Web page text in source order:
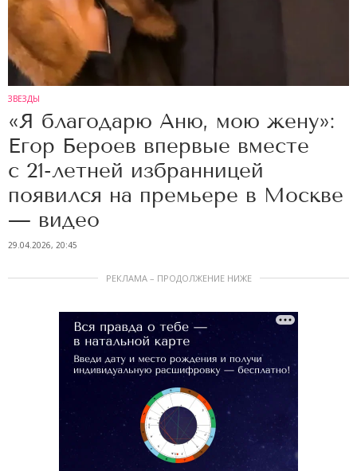
ЗВЕЗДЫ
«Я благодарю Аню, мою жену»:
Егор Бероев впервые вместе
с 21-летней избранницей
появился на премьере в Москве
— видео
29.04.2026, 20:45
РЕКЛАМА – ПРОДОЛЖЕНИЕ НИЖЕ